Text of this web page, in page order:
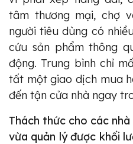
tâm thương mại, chợ
người tiêu dùng có
cứu sản phẩm thông
động. Trung bình chỉ
tất một giao dịch mua
đến tận cửa nhà ngay
Thách thức cho các
vừa quản lý được khối